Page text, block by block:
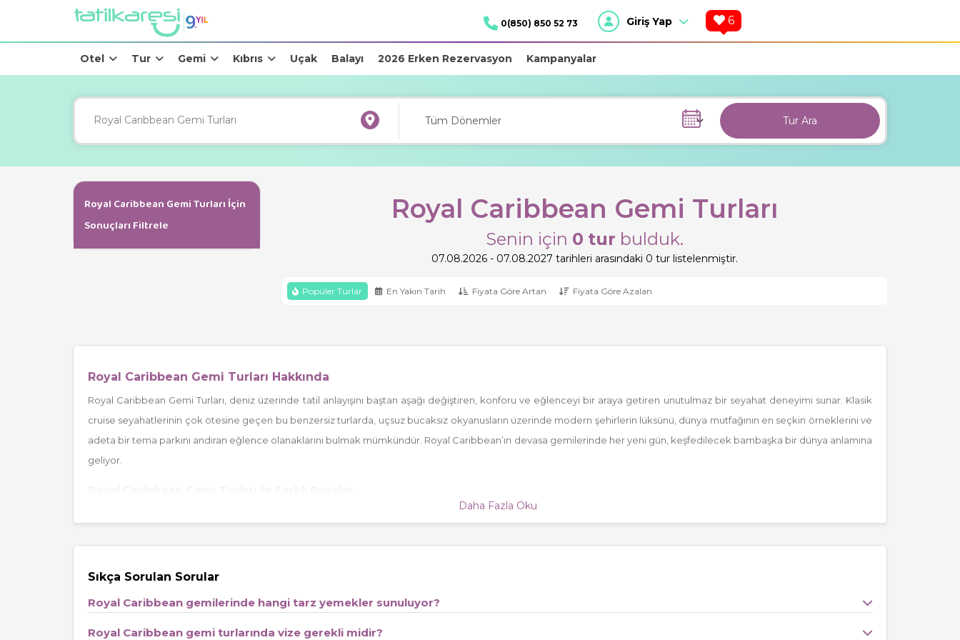
0(850) 850 52 73 Giriş Yap 6
Otel Tur Gemi Kıbrıs Uçak Balayı 2026 Erken Rezervasyon Kampanyalar
Tur Ara
Royal Caribbean Gemi Turları İçin
Sonuçları Filtrele
Royal Caribbean Gemi Turları
Senin için 0 tur bulduk.
07.08.2026 - 07.08.2027 tarihleri arasındaki 0 tur listelenmiştir.
Popüler Turlar En Yakın Tarih Fiyata Göre Artan Fiyata Göre Azalan
Royal Caribbean Gemi Turları Hakkında
Royal Caribbean Gemi Turları, deniz üzerinde tatil anlayışını baştan aşağı değiştiren, konforu ve eğlenceyi bir araya getiren unutulmaz bir seyahat deneyimi sunar. Klasik
cruise seyahatlerinin çok ötesine geçen bu benzersiz turlarda, uçsuz bucaksız okyanusların üzerinde modern şehirlerin lüksünü, dünya mutfağının en seçkin örneklerini ve
adeta bir tema parkını andıran eğlence olanaklarını bulmak mümkündür. Royal Caribbean’ın devasa gemilerinde her yeni gün, keşfedilecek bambaşka bir dünya anlamına
geliyor.
Royal Caribbean, Akdeniz’den Karayipler’e, Uzakdoğu’dan Kuzey Avrupa'ya kadar çok çeşitli rotalarda unutulmaz seyahatler gerçekleştiriyor. Her biri eşsiz manzaralar,
Royal Caribbean Gemilerinde Öne Çıkan Özellikler:
Dünyanın en büyük ve en yenilikçi yolcu gemileri (Symphony of the Seas,Wonder of the Seas
Dalga havuzları, buz pateni pistleri, zipline ve tırmanma duvarları gibi eğlence aktiviteleri
Daha Fazla Oku
Sıkça Sorulan Sorular
Royal Caribbean gemilerinde hangi tarz yemekler sunuluyor?
Royal Caribbean gemi turlarında vize gerekli midir?